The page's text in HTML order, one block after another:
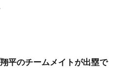
平のチームメイトが出塁で